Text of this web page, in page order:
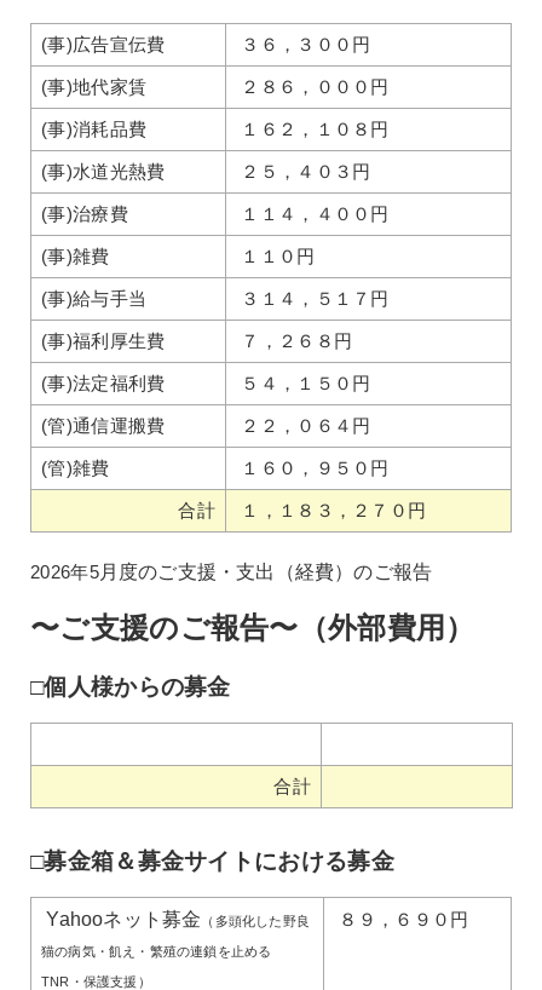
(事)広告宣伝費 ３６，３００円
(事)地代家賃 ２８６，０００円
(事)消耗品費 １６２，１０８円
(事)水道光熱費 ２５，４０３円
(事)治療費 １１４，４００円
(事)雑費 １１０円
(事)給与手当 ３１４，５１７円
(事)福利厚生費 ７，２６８円
(事)法定福利費 ５４，１５０円
(管)通信運搬費 ２２，０６４円
(管)雑費 １６０，９５０円
合計 １，１８３，２７０円
2026年5月度のご支援・支出（経費）のご報告
〜ご支援のご報告〜（外部費用）
□個人様からの募金
合計
□募金箱＆募金サイトにおける募金
Yahooネット募金 （多頭化した野良
猫の病気・飢え・繁殖の連鎖を止める
TNR・保護支援）
８９，６９０円